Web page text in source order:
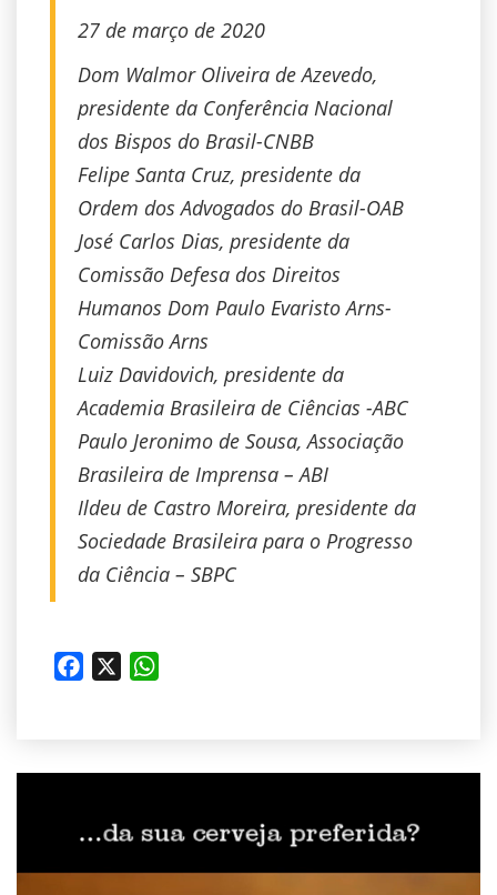
27 de março de 2020
Dom Walmor Oliveira de Azevedo,
presidente da Conferência Nacional
dos Bispos do Brasil-CNBB
Felipe Santa Cruz, presidente da
Ordem dos Advogados do Brasil-OAB
José Carlos Dias, presidente da
Comissão Defesa dos Direitos
Humanos Dom Paulo Evaristo Arns-
Comissão Arns
Luiz Davidovich, presidente da
Academia Brasileira de Ciências -ABC
Paulo Jeronimo de Sousa, Associação
Brasileira de Imprensa – ABI
Ildeu de Castro Moreira, presidente da
Sociedade Brasileira para o Progresso
da Ciência – SBPC
Facebook